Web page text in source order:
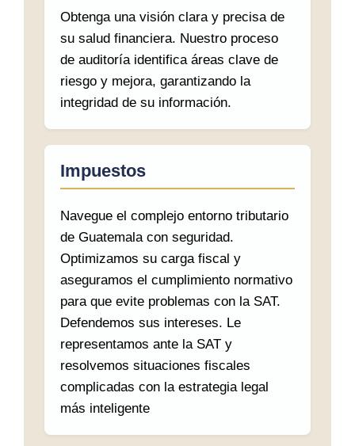
Obtenga una visión clara y precisa de
su salud financiera. Nuestro proceso
de auditoría identifica áreas clave de
riesgo y mejora, garantizando la
integridad de su información.
Impuestos
Navegue el complejo entorno tributario
de Guatemala con seguridad.
Optimizamos su carga fiscal y
aseguramos el cumplimiento normativo
para que evite problemas con la SAT.
Defendemos sus intereses. Le
representamos ante la SAT y
resolvemos situaciones fiscales
complicadas con la estrategia legal
más inteligente